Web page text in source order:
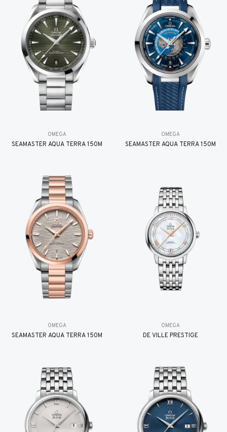
OMEGA
SEAMASTER AQUA TERRA 150M
OMEGA
SEAMASTER AQUA TERRA 150M
OMEGA
SEAMASTER AQUA TERRA 150M
OMEGA
DE VILLE PRESTIGE